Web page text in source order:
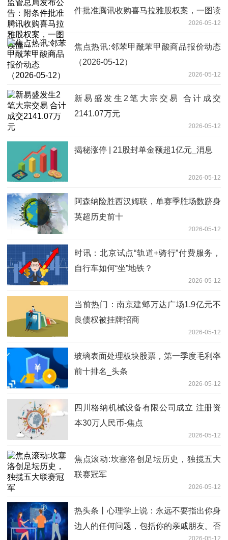
件批准腾讯收购喜马拉雅股权案，一图读
2026-05-12
焦点热讯:邻苯甲酰苯甲酸商品报价动态
（2026-05-12）
2026-05-12
新易盛发生2笔大宗交易 合计成交
2141.07万元
2026-05-12
揭秘涨停 | 21股封单金额超1亿元_消息
2026-05-12
​阿森纳险胜西汉姆联，单赛季胜场数跻身
英超历史前十
2026-05-12
时讯：北京试点“轨道+骑行”付费服务，
自行车如何“坐”地铁？
2026-05-12
当前热门：南京建邺万达广场1.9亿元不
良债权被挂牌招商
2026-05-12
玻璃表面处理板块股票，第一季度毛利率
前十排名_头条
2026-05-12
四川格纳机械设备有限公司成立 注册资
本30万人民币-焦点
2026-05-12
焦点滚动:坎塞洛创足坛历史，独揽五大
联赛冠军
2026-05-12
热头条丨心理学上说：永远不要指出你身
边人的任何问题，包括你的亲戚朋友。否
2026-05-12